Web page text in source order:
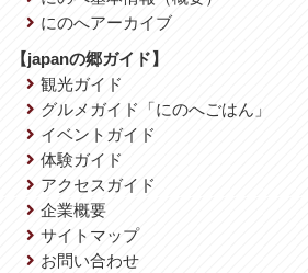
にのへアーカイブ
【japanの郷ガイド】
観光ガイド
グルメガイド「にのへごはん」
イベントガイド
体験ガイド
アクセスガイド
企業概要
サイトマップ
お問い合わせ